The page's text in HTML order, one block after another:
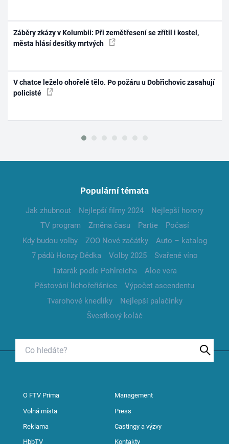
Záběry zkázy v Kolumbii: Při zemětřesení se zřítil i kostel,
města hlásí desítky mrtvých
V chatce leželo ohořelé tělo. Po požáru u Dobřichovic zasahují
policisté
Populární témata
Jak zhubnout Nejlepší filmy 2024
Nejlepší horory
TV program
Změna času Partie
Počasí
Kdy budou volby
ZOO Nové začátky
Auto – katalog
7 pádů Honzy Dědka
Volby 2025
Svařené víno
Tatarák podle Pohlreicha
Aloe vera
Pěstování lichořeřišnice
Výpočet ascendentu
Tvarohové knedlíky
Nejlepší palačinky
Švestkový koláč
O FTV Prima Management
Volná místa Press
Reklama Castingy a výzvy
HbbTV Kontakty